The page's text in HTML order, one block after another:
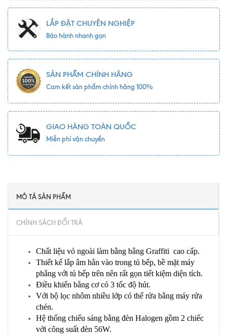
LẮP ĐẶT CHUYÊN NGHIỆP
Bảo hành nhanh gọn
SẢN PHẨM CHÍNH HÃNG
Cam kết sản phẩm chính hãng 100%
GIAO HÀNG TOÀN QUỐC
Miễn phí vận chuyển
MÔ TẢ SẢN PHẨM
CHÍNH SÁCH ĐỔI TRẢ
Chất liệu vỏ ngoài làm bằng bằng Graffiti cao cấp.
Thiết kế lắp âm hẳn vào trong tủ bếp, bề mặt máy
phẳng với tủ bếp trên nên rất gọn tiết kiệm diện tích.
Điều khiển bằng cơ có 3 tốc độ hút.
Với bộ lọc nhôm nhiều lớp có thể rửa bằng máy rửa
chén.
Hệ thống chiếu sáng bằng đèn Halogen gồm 2 chiếc
với công suất đèn 56W.